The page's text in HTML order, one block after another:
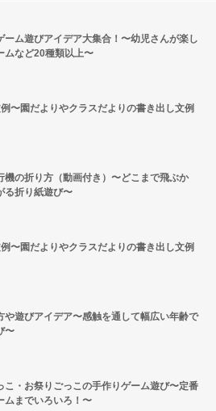
ーム遊びアイデア大集合！〜幼児さんが楽し
ムなど20種類以上〜
〜園だよりやクラスだよりの書き出し文例
機の折り方（動画付き）〜どこまで飛ぶか
る折り紙遊び〜
〜園だよりやクラスだよりの書き出し文例
や遊びアイデア〜感触を通して幅広い年齢で
〜
こ・お祭りごっこの手作りゲーム遊び〜定番
ムまでいろいろ！〜